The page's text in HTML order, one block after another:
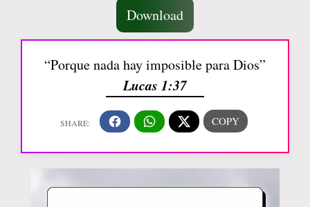
Download
“Porque nada hay imposible para Dios”
Lucas 1:37